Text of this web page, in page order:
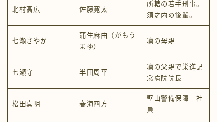
北村高広 佐藤寛太
所轄の若手刑事。
須之内の後輩。
七瀬さやか
蒲生麻由（がもう
まゆ）
凛の母親
七瀬守 半田周平
凛の父親で栄進記
念病院院長
松田真明 春海四方
壁山警備保障 社
員